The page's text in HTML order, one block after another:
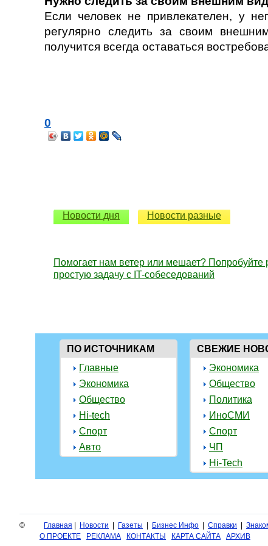
Если человек не привлекателен, у
регулярно следить за своим
получится всегда оставаться
0
Новости дня Новости разные
Помогает нам ветер или мешает? Попробуйте
простую задачу с IT-собеседований
ПО ИСТОЧНИКАМ
Главные
Экономика
Общество
Hi-tech
Спорт
Авто
СВЕЖИЕ
Экономика
Общество
Политика
ИноСМИ
Спорт
ЧП
Hi-Tech
Главная Новости Газеты Бизнес Инфо Справки
О ПРОЕКТЕ
РЕКЛАМА КОНТАКТЫ КАРТА САЙТА АРХИВ
©